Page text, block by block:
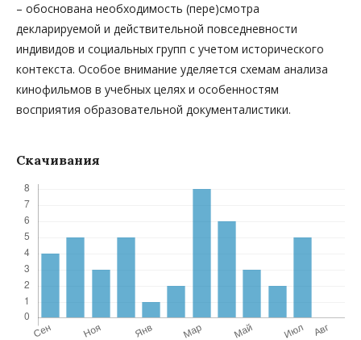
– обоснована необходимость (пере)смотра
декларируемой и действительной повседневности
индивидов и социальных групп с учетом исторического
контекста. Особое внимание уделяется схемам анализа
кинофильмов в учебных целях и особенностям
восприятия образовательной документалистики.
Скачивания